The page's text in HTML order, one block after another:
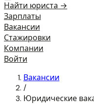
Найти юриста →
Зарплаты
Вакансии
Стажировки
Компании
Войти
Вакансии
/
Юридические